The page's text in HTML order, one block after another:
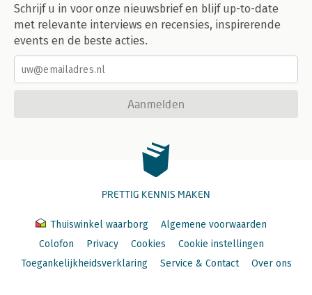
Schrijf u in voor onze nieuwsbrief en blijf up-to-date
met relevante interviews en recensies, inspirerende
events en de beste acties.
Aanmelden
PRETTIG KENNIS MAKEN
Thuiswinkel waarborg
Algemene voorwaarden
Colofon
Privacy Cookies
Cookie instellingen
Toegankelijkheidsverklaring
Service & Contact Over ons